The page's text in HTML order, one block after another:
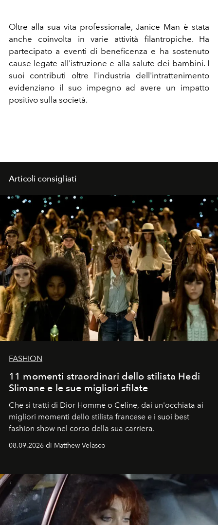
Oltre alla sua vita professionale, Janice Man è stata
anche coinvolta in varie attività filantropiche. Ha
partecipato a eventi di beneficenza e ha sostenuto
cause legate all'istruzione e alla salute dei bambini. I
suoi contributi oltre l'industria dell'intrattenimento
evidenziano il suo impegno ad avere un impatto
positivo sulla società.
Articoli consigliati
FASHION
11 momenti straordinari dello stilista Hedi
Slimane e le sue migliori sfilate
Che si tratti di Dior Homme o Celine, dai un'occhiata ai
migliori momenti dello stilista francese e i suoi best
fashion show nel corso della sua carriera.
08.09.2026 di Matthew Velasco